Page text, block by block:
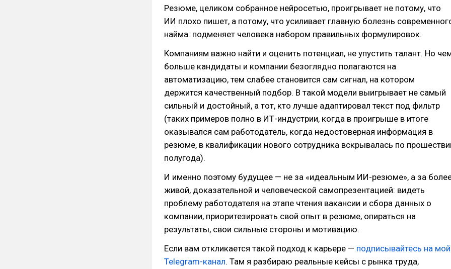
Резюме, целиком собранное нейросетью, проигрывает не потому, что
ИИ плохо пишет, а потому, что усиливает главную болезнь
найма: подменяет человека набором правильных формулировок.
Компаниям важно найти и оценить потенциал, не упустить талант. Но
больше кандидаты и компании безоглядно полагаются на
автоматизацию, тем слабее становится сам сигнал, на котором
держится качественный подбор. В такой модели выигрывает не самый
сильный и достойный, а тот, кто лучше адаптировал текст под фильтр
(таких примеров полно в ИТ-индустрии, когда в проигрыше в итоге
оказывался сам работодатель, когда недостоверная информация в
резюме, в квалификации нового сотрудника вскрывалась по
полугода).
И именно поэтому будущее — не за «идеальным ИИ-резюме», а за
живой, доказательной и человеческой самопрезентацией: видеть
проблему работодателя на этапе чтения вакансии и сбора данных о
компании, приоритезировать свой опыт в резюме, опираться на
результаты, свои сильные стороны и мотивацию.
Если вам откликается такой подход к карьере — подписывайтесь на мой
Telegram-канал. Там я разбираю реальные кейсы с рынка труда,